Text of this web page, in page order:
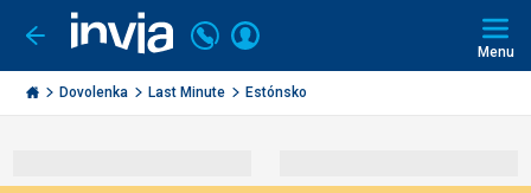
Ísť
späť
Invia.sk
Volajte
+421
2
3221
Prihlásiť
Menu
Dovolenka Last Minute Estónsko